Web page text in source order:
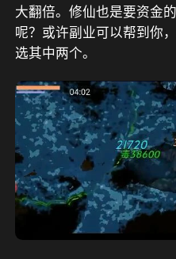
大翻倍。修仙也是要资金
呢？或许副业可以帮到你
选其中两个。